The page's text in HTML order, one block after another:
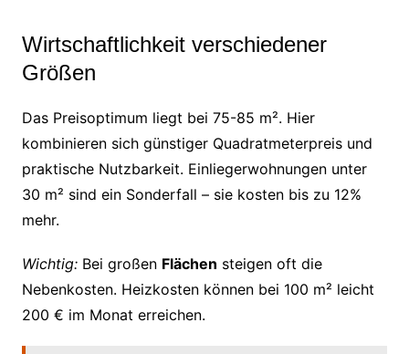
Wirtschaftlichkeit verschiedener
Größen
Das Preisoptimum liegt bei 75-85 m². Hier
kombinieren sich günstiger Quadratmeterpreis und
praktische Nutzbarkeit. Einliegerwohnungen unter
30 m² sind ein Sonderfall – sie kosten bis zu 12%
mehr.
Wichtig:Bei großen Flächen steigen oft die
Nebenkosten. Heizkosten können bei 100 m² leicht
200 € im Monat erreichen.